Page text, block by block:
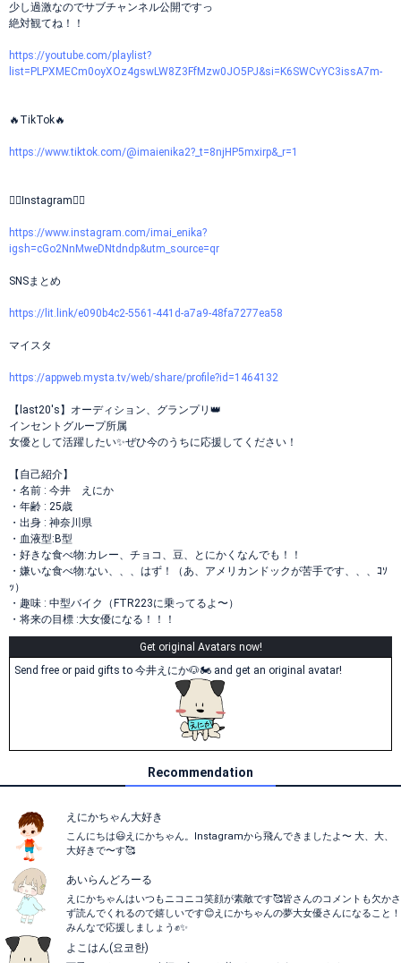
少し過激なのでサブチャンネル公開ですっ
絶対観てね！！
https://youtube.com/playlist?
list=PLPXMECm0oyXOz4gswLW8Z3FfMzw0JO5PJ&si=K6SWCvYC3issA7m-
🔥TikTok🔥
https://www.tiktok.com/@imaienika2?_t=8njHP5mxirp&_r=1
❤️‍🔥Instagram❤️‍🔥
https://www.instagram.com/imai_enika?
igsh=cGo2NnMweDNtdndp&utm_source=qr
SNSまとめ
https://lit.link/e090b4c2-5561-441d-a7a9-48fa7277ea58
マイスタ
https://appweb.mysta.tv/web/share/profile?id=1464132
【last20's】オーディション、グランプリ👑
インセントグループ所属
女優として活躍したい✨ぜひ今のうちに応援してください！
【自己紹介】
・名前 : 今井 えにか
・年齢 : 25歳
・出身 : 神奈川県
・血液型:B型
・好きな食べ物:カレー、チョコ、豆、とにかくなんでも！！
・嫌いな食べ物:ない、、、はず！（あ、アメリカンドックが苦手です、、、ｺｿ
ｯ）
・趣味 : 中型バイク（FTR223に乗ってるよ〜）
・将来の目標 :大女優になる！！！
Get original Avatars now!
Send free or paid gifts to 今井えにか🐶🏍️ and get an original avatar!
Recommendation
えにかちゃん大好き
こんにちは😃えにかちゃん。Instagramから飛んできましたよ〜 大、大、
大好きで〜す🥰
あいらんどろーる
えにかちゃんはいつもニコニコ笑顔が素敵です🥰皆さんのコメントも欠かさ
ず読んでくれるので嬉しいです😊えにかちゃんの夢大女優さんになること！
みんなで応援しましょう✊✨
よこはん(요코한)